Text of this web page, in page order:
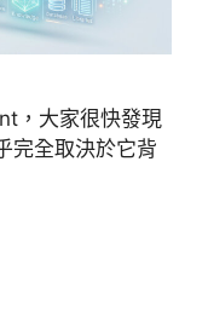
，大家很快發現
完全取決於它背